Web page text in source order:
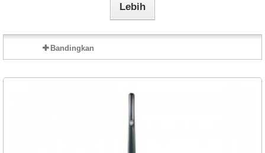
Lebih
Bandingkan